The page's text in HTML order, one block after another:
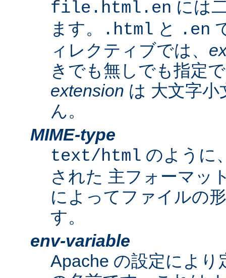
file.html.en には
ます。
.html と .en
ィレクティブでは、
きでも無しでも指定
extension は 大文字
ん。
MIME-type
text/html のように
された 主フォーマッ
によってファイルの
す。
env-variable
Apache の設定によ